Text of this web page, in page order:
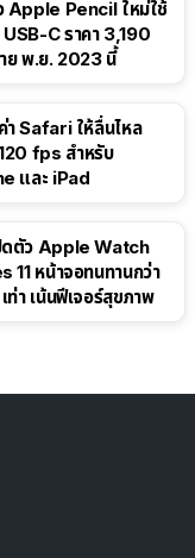
Apple Pencil ใหม่ใช้
C ราคา 3,190
ย พ.ย. 2023 นี้
า Safari ให้ลื่นไหล
fps สำหรับ
และ iPad
ดตัว Apple Watch
11 หน้าจอทนทานกว่า
ท่า เน้นฟีเจอร์สุขภาพ